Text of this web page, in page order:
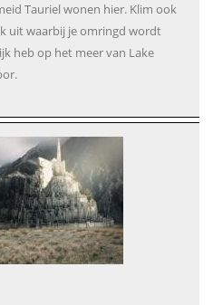
Tauriel wonen hier. Klim ook
uit waarbij je omringd wordt
heb op het meer van Lake